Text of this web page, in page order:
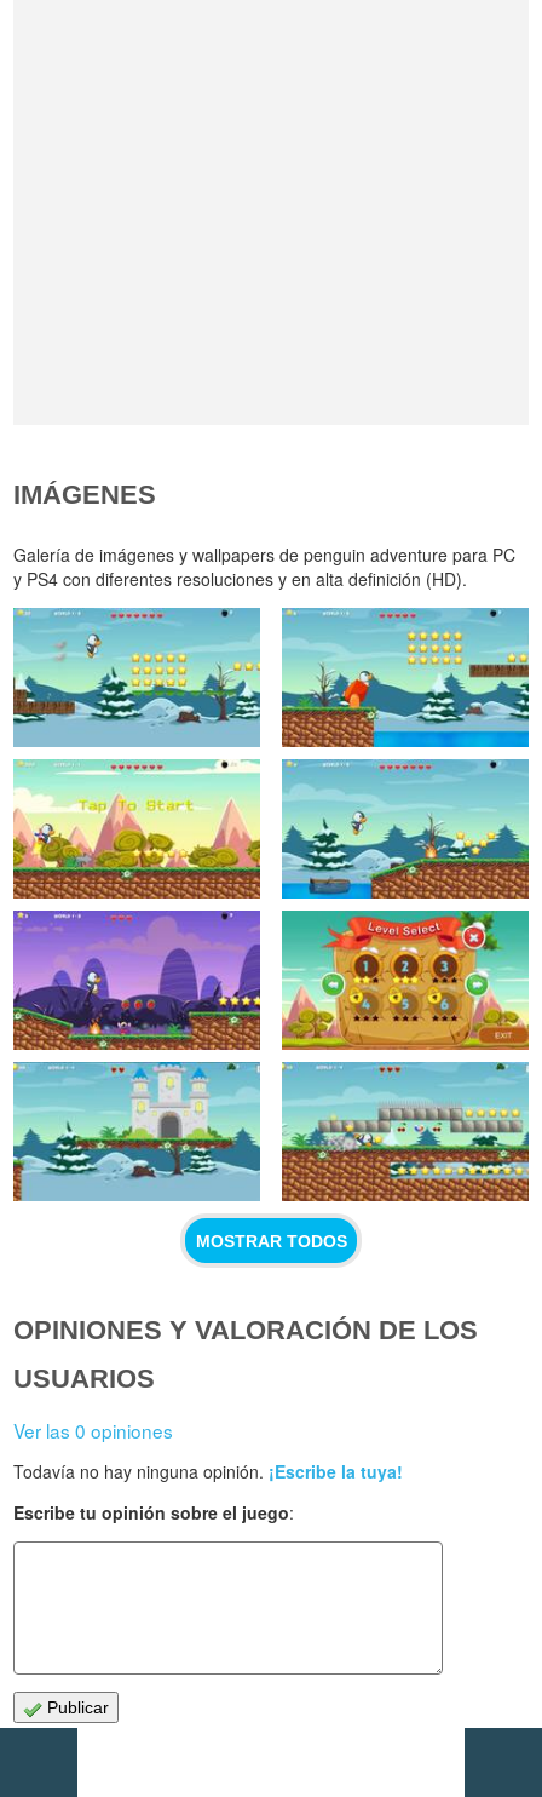
IMÁGENES
Galería de imágenes y wallpapers de penguin adventure para PC
y PS4 con diferentes resoluciones y en alta definición (HD).
MOSTRAR TODOS
OPINIONES Y VALORACIÓN DE LOS
USUARIOS
Ver las 0 opiniones
Todavía no hay ninguna opinión. ¡Escribe la tuya!
Escribe tu opinión sobre el juego:
Publicar